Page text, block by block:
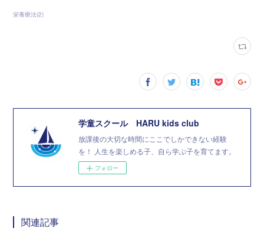
栄養療法(2)
学童スクール HARU kids club
放課後の大切な時間にここでしかできない経験
を！ 人生を楽しめる子、自ら学ぶ子を育てます。
フォロー
関連記事